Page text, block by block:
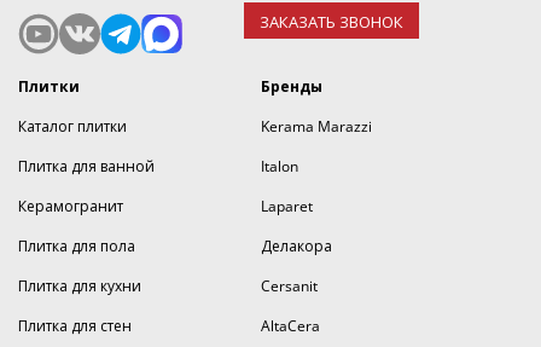
ЗАКАЗАТЬ ЗВОНОК
Плитки
Каталог плитки
Плитка для ванной
Керамогранит
Плитка для пола
Плитка для кухни
Плитка для стен
Бренды
Kerama Marazzi
Italon
Laparet
Делакора
Cersanit
AltaCera